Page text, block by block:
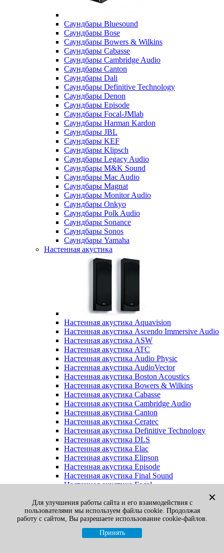
Саундбары Bluesound
Саундбары Bose
Саундбары Bowers & Wilkins
Саундбары Cabasse
Саундбары Cambridge Audio
Саундбары Canton
Саундбары Dali
Саундбары Definitive Technology
Саундбары Denon
Саундбары Episode
Саундбары Focal-JMlab
Саундбары Harman Kardon
Саундбары JBL
Саундбары KEF
Саундбары Klipsch
Саундбары Legacy Audio
Саундбары M&K Sound
Саундбары Mac Audio
Саундбары Magnat
Саундбары Monitor Audio
Саундбары Onkyo
Саундбары Polk Audio
Саундбары Sonance
Саундбары Sonos
Саундбары Yamaha
Настенная акустика
Настенная акустика Aquavision
Настенная акустика Ascendo Immersive Audio
Настенная акустика ASW
Настенная акустика ATC
Настенная акустика Audio Physic
Настенная акустика AudioVector
Настенная акустика Boston Acoustics
Настенная акустика Bowers & Wilkins
Настенная акустика Cabasse
Настенная акустика Cambridge Audio
Настенная акустика Canton
Настенная акустика Ceratec
Настенная акустика Definitive Technology
Настенная акустика DLS
Настенная акустика Elac
Настенная акустика Elipson
Настенная акустика Episode
Настенная акустика Final Sound
Настенная акустика Focal
Настенная акустика Heco
Настенная акустика Jamo
Настенная акустика KEF
Настенная акустика Klipsch
Настенная акустика Legacy
✕
Для улучшения работы сайта и его взаимодействия с
пользователями мы используем файлы cookie. Продолжая
работу с сайтом, Вы разрешаете использование cookie-файлов.
Принять